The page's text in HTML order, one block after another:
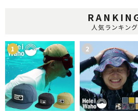
人気ランキング